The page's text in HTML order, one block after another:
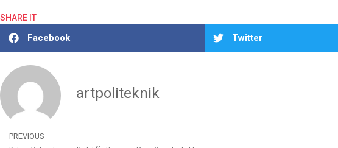
SHARE IT
Facebook Twitter
artpoliteknik
PREVIOUS